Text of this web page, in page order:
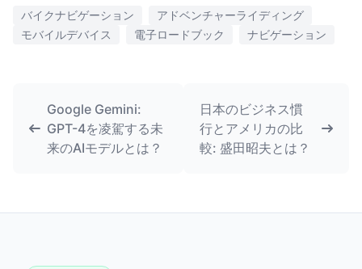
バイクナビゲーション
アドベンチャーライディング
モバイルデバイス
電子ロードブック ナビゲーション
Google Gemini:
GPT-4を凌駕する未
来のAIモデルとは？
日本のビジネス慣
行とアメリカの比
較: 盛田昭夫とは？